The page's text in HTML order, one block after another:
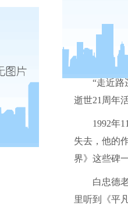
“走近路
逝世21 周年
1992年
失去，他的
界》这些碑
白忠德
里听到《平